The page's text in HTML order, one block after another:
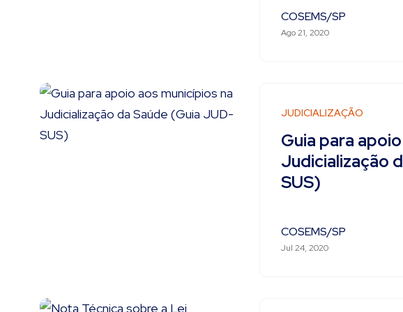
COSEMS/SP
Ago 21, 2020
JUDICIALIZAÇÃO
Guia para
Judicialização
SUS)
COSEMS/SP
Jul 24, 2020